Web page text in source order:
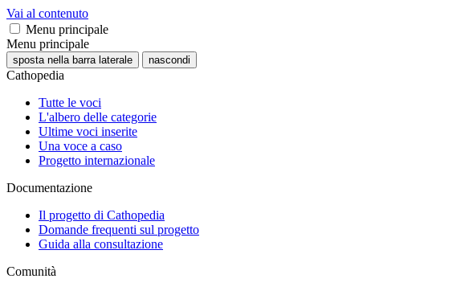
Vai al contenuto
Menu principale
Menu principale
sposta nella barra laterale nascondi
Cathopedia
Tutte le voci
L'albero delle categorie
Ultime voci inserite
Una voce a caso
Progetto internazionale
Documentazione
Il progetto di Cathopedia
Domande frequenti sul progetto
Guida alla consultazione
Comunità